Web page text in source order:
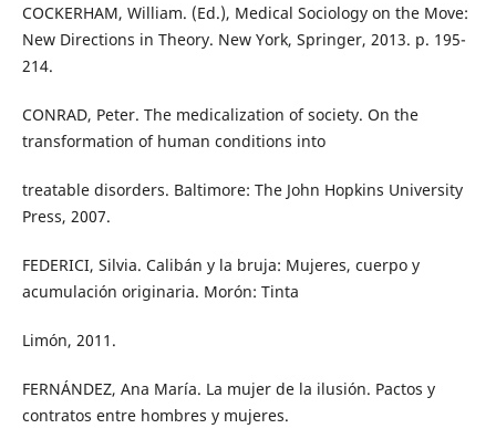
COCKERHAM, William. (Ed.), Medical Sociology on the Move:
New Directions in Theory. New York, Springer, 2013. p. 195-
214.
CONRAD, Peter. The medicalization of society. On the
transformation of human conditions into
treatable disorders. Baltimore: The John Hopkins University
Press, 2007.
FEDERICI, Silvia. Calibán y la bruja: Mujeres, cuerpo y
acumulación originaria. Morón: Tinta
Limón, 2011.
FERNÁNDEZ, Ana María. La mujer de la ilusión. Pactos y
contratos entre hombres y mujeres.